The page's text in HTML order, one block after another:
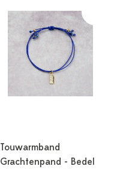
Touwarmband
Grachtenpand - Bedel